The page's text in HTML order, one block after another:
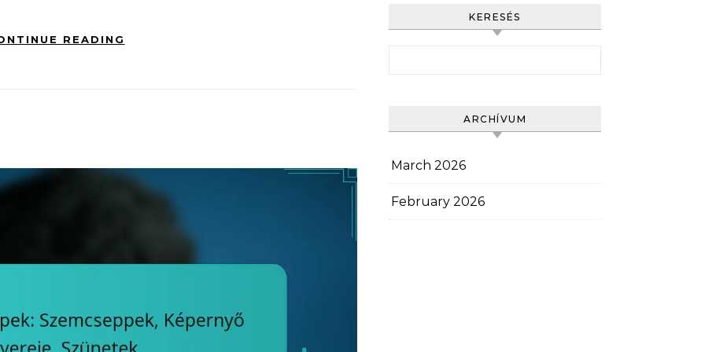
READING
KERESÉS
ARCHÍVUM
March 2026
February 2026